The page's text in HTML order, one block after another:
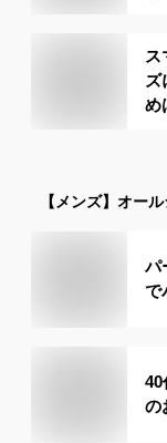
ス
ズ
め
【メンズ】 オー
パ
で
40
の